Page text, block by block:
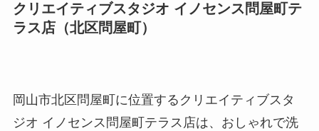
クリエイティブスタジオ イノセンス問屋町テ
ラス店（北区問屋町）
岡山市北区問屋町に位置するクリエイティブスタ
ジオ イノセンス問屋町テラス店は、おしゃれで洗